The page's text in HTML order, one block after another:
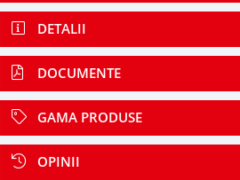
DETALII
DOCUMENTE
GAMA PRODUSE
OPINII